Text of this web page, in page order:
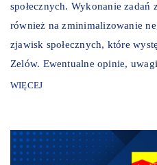
społecznych. Wykonanie
również na zminimalizowanie
zjawisk społecznych, które
Zelów. Ewentualne opinie,
WIĘCEJ